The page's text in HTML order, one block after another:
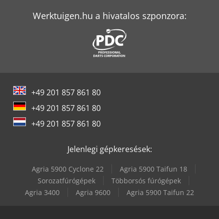
Werktuigen.hu a hivatalos szponzora:
+49 201 857 861 80
+49 201 857 861 80
+49 201 857 861 80
Jelenlegi gépkeresések:
Agria 5900 Cyclone 22
Agria 5900 Taifun 18
Sorozatfúrógépek
Többorsós fúrógépek
Agria 3400
Agria 9600 Agria 5900 Taifun 22